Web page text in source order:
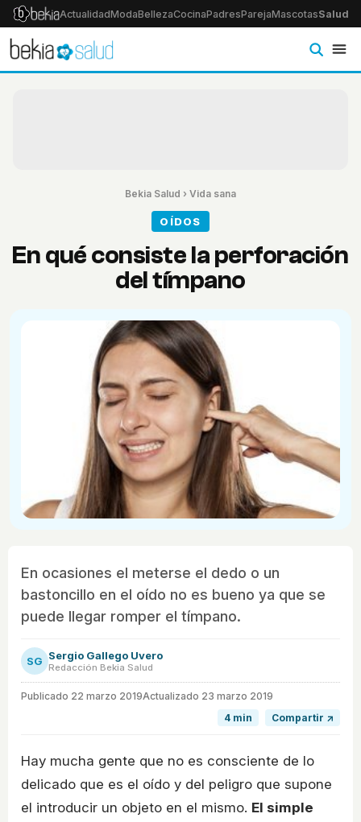
ActualidadModaBellezaCocinaPadresParejaMascotasSalud
Bekia Salud › Vida sana
OÍDOS
En qué consiste la perforación
del tímpano
En ocasiones el meterse el dedo o un
bastoncillo en el oído no es bueno ya que se
puede llegar romper el tímpano.
SG Sergio Gallego Uvero
Redacción Bekia Salud
Publicado 22 marzo 2019Actualizado 23 marzo 2019
4 min
Compartir ↗
Hay mucha gente que no es consciente de lo
delicado que es el oído y del peligro que supone
el introducir un objeto en el mismo. El simple